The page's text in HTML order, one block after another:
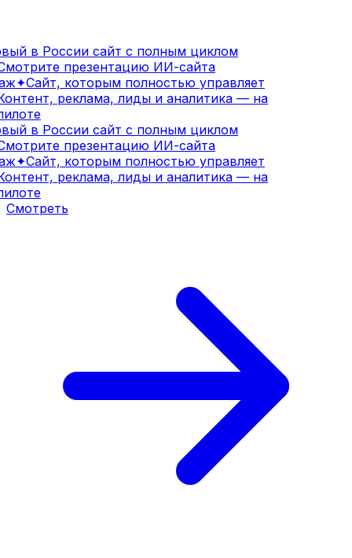
в России сайт с полным циклом
презентацию ИИ-сайта
✦Сайт, которым полностью управляет
реклама, лиды и аналитика — на
в России сайт с полным циклом
презентацию ИИ-сайта
✦Сайт, которым полностью управляет
реклама, лиды и аналитика — на
Смотреть